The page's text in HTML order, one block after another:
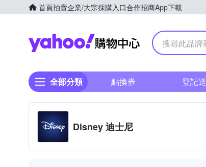
首頁拍賣企業/大宗採購入口合作招商App下載
Yahoo購物中心
全部分類 點換券 登記送
Disney 迪士尼